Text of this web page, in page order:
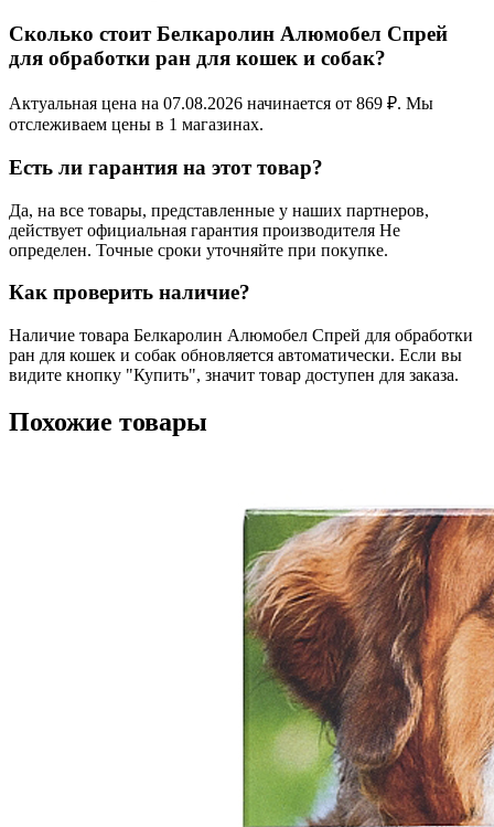
Сколько стоит Белкаролин Алюмобел Спрей
для обработки ран для кошек и собак?
Актуальная цена на 07.08.2026 начинается от 869 ₽. Мы
отслеживаем цены в 1 магазинах.
Есть ли гарантия на этот товар?
Да, на все товары, представленные у наших партнеров,
действует официальная гарантия производителя Не
определен. Точные сроки уточняйте при покупке.
Как проверить наличие?
Наличие товара Белкаролин Алюмобел Спрей для обработки
ран для кошек и собак обновляется автоматически. Если вы
видите кнопку "Купить", значит товар доступен для заказа.
Похожие товары